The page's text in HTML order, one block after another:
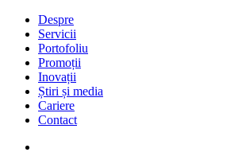
Despre
Servicii
Portofoliu
Promoții
Inovații
Știri și media
Cariere
Contact